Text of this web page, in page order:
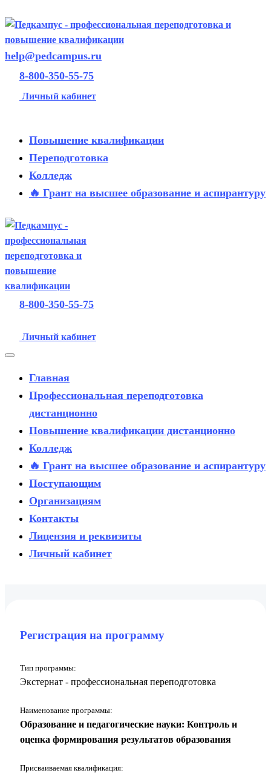
help@pedcampus.ru
8-800-350-55-75
Личный кабинет
Повышение квалификации
Переподготовка
Колледж
🔥 Грант на высшее образование и аспирантуру
8-800-350-55-75
Личный кабинет
Главная
Профессиональная переподготовка
дистанционно
Повышение квалификации дистанционно
Колледж
🔥 Грант на высшее образование и аспирантуру
Поступающим
Организациям
Контакты
Лицензия и реквизиты
Личный кабинет
Регистрация на программу
Тип программы:
Экстернат - профессиональная переподготовка
Наименование программы:
Образование и педагогические науки: Контроль и
оценка формирования результатов образования
Присваиваемая квалификация: